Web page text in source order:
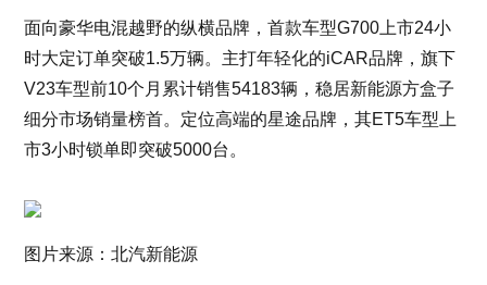
面向豪华电混越野的纵横品牌，首款车型G700上市24小
时大定订单突破1.5万辆。主打年轻化的iCAR品牌，旗下
V23车型前10个月累计销售54183辆，稳居新能源方盒子
细分市场销量榜首。定位高端的星途品牌，其ET5车型上
市3小时锁单即突破5000台。
图片来源：北汽新能源